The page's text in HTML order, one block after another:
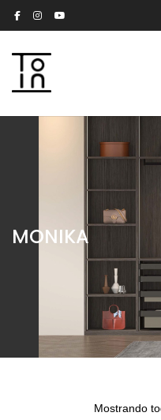
MONIKA
Mostrando